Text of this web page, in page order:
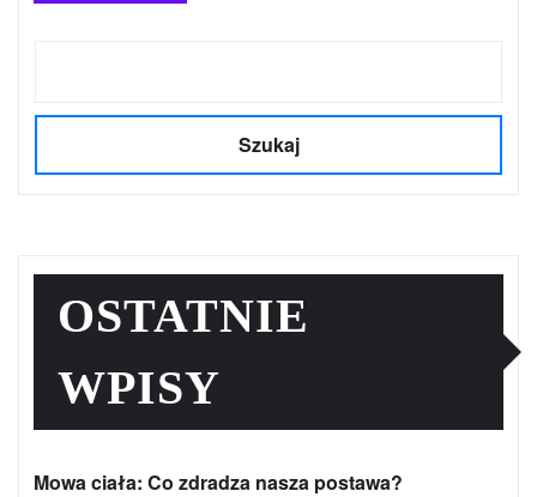
Szukaj
OSTATNIE
WPISY
Mowa ciała: Co zdradza nasza postawa?